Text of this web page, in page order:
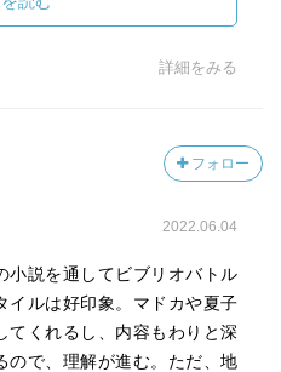
詳細をみる
フォロー
2022.06.04
小説を通してビブリオバトル
イルは好印象。マドカや夏子
てくれるし、内容もわりと深
ので、理解が進む。ただ、地